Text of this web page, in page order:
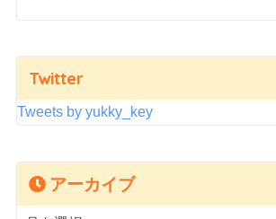
Twitter
Tweets by yukky_key
アーカイブ